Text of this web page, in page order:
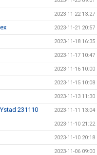
2023-11-22 13:27
2023-11-21 20:57
2023-11-18 16:35
2023-11-17 10:47
2023-11-16 10:00
2023-11-15 10:08
2023-11-13 11:30
231110 2023-11-11 13:04
2023-11-10 21:22
2023-11-10 20:18
2023-11-06 09:00